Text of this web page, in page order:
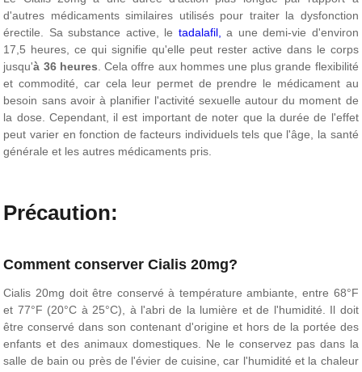
d'autres médicaments similaires utilisés pour traiter la dysfonction
érectile. Sa substance active, le tadalafil,
a une demi-vie d'environ
17,5 heures, ce qui signifie qu'elle peut rester active dans le corps
jusqu'à 36 heures . Cela offre aux hommes une plus grande flexibilité
et commodité, car cela leur permet de prendre le médicament au
besoin sans avoir à planifier l'activité sexuelle autour du moment de
la dose. Cependant, il est important de noter que la durée de l'effet
peut varier en fonction de facteurs individuels tels que l'âge, la santé
générale et les autres médicaments pris.
Précaution:
Comment conserver Cialis 20mg?
Cialis 20mg doit être conservé à température ambiante, entre 68°F
et 77°F (20°C à 25°C), à l'abri de la lumière et de l'humidité. Il doit
être conservé dans son contenant d'origine et hors de la portée des
enfants et des animaux domestiques. Ne le conservez pas dans la
salle de bain ou près de l'évier de cuisine, car l'humidité et la chaleur